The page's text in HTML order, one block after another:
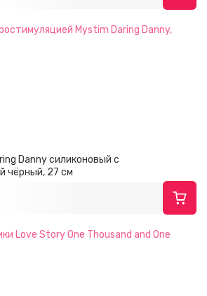
Danny силиконовый с
чёрный, 27 см